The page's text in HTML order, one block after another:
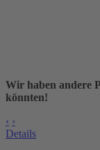
Wir haben andere
könnten!
‹ ›
Details